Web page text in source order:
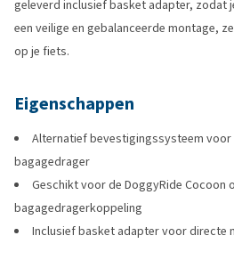
geleverd inclusief basket adapter, zodat
een veilige en gebalanceerde montage,
op je fiets.
Eigenschappen
Alternatief bevestigingssysteem
bagagedrager
Geschikt voor de DoggyRide Cocoon
bagagedragerkoppeling
Inclusief basket adapter voor directe